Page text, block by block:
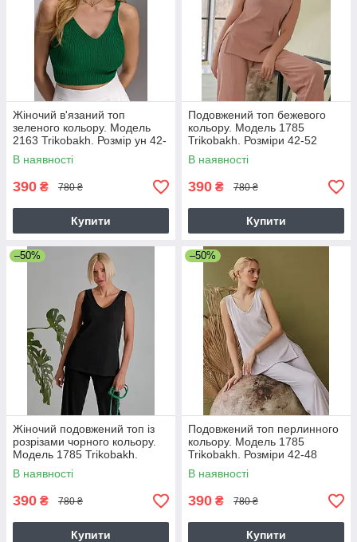
Жіночий в'язаний топ
зеленого кольору. Модель
2163 Trikobakh. Розмір ун 42-
46
В наявності
390 ₴ 780 ₴
Купити
Подовжений топ бежевого
кольору. Модель 1785
Trikobakh. Розміри 42-52
В наявності
390 ₴ 780 ₴
Купити
–50%
Жіночий подовжений топ із
розрізами чорного кольору.
Модель 1785 Trikobakh.
Розмір 42-44
В наявності
390 ₴ 780 ₴
Купити
–50%
Подовжений топ перлинного
кольору. Модель 1785
Trikobakh. Розміри 42-48
В наявності
390 ₴ 780 ₴
Купити